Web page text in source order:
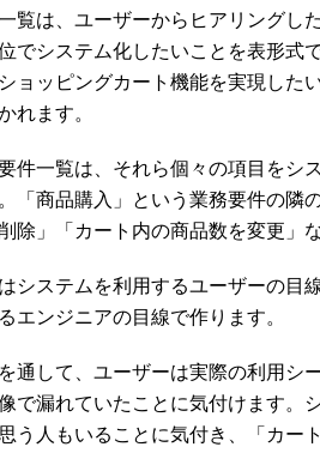
覧は、ユーザーからヒアリングし
でシステム化したいことを表形式
ョッピングカート機能を実現した
れます。
件一覧は、それら個々の項目をシ
「商品購入」という業務要件の隣
除」「カート内の商品数を変更」
システムを利用するユーザーの目
エンジニアの目線で作ります。
通して、ユーザーは実際の利用シ
で漏れていたことに気付けます。
う人もいることに気付き、「カー